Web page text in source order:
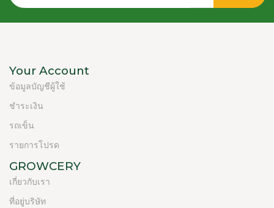
Your Account
ข้อมูลบัญชีผู้ใช้
ชำระเงิน
รถเข็น
รายการโปรด
GROWCERY
เกี่ยวกับเรา
ที่อยู่บริษัท